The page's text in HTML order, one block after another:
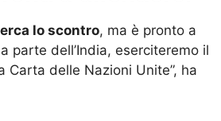
lo scontro, ma è pronto a
parte dell’India, eserciteremo il
delle Nazioni Unite”, ha